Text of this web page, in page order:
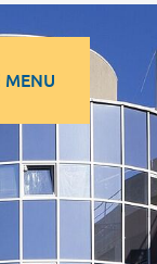
MENU